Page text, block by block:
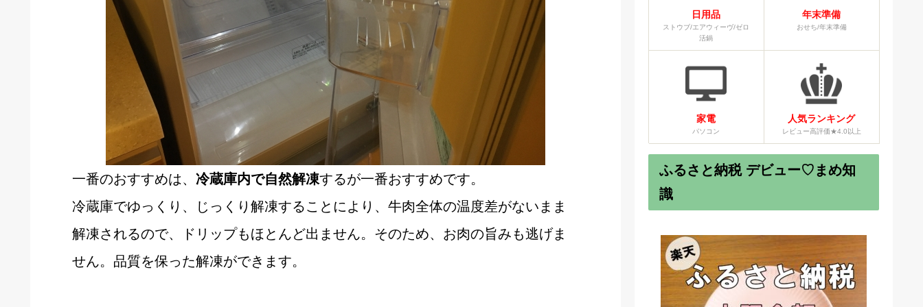
一番のおすすめは、 冷蔵庫内で自然解凍するが一番おすすめです。
冷蔵庫でゆっくり、じっくり解凍することにより、牛肉全体の温度差がないまま
解凍されるので、ドリップもほとんど出ません。そのため、お肉の旨みも逃げま
せん。品質を保った解凍ができます。
日用品
ストウブ/エアウィーヴ/ゼロ
活鍋
年末準備
おせち/年末準備
家電
パソコン
人気ランキング
レビュー高評価★4.0以上
ふるさと納税 デビュー♡まめ知
識